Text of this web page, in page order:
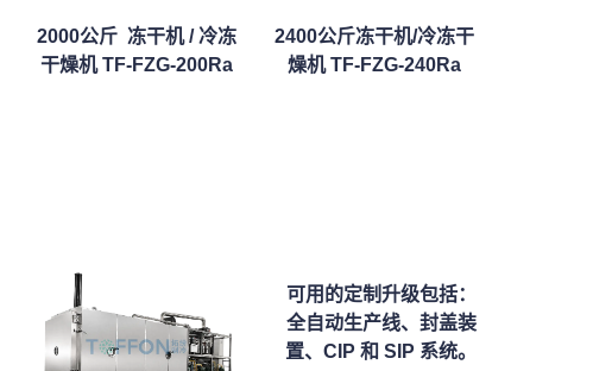
2000公斤 冻干机 / 冷冻
干燥机 TF-FZG-200Ra
2400公斤冻干机/冷冻干
燥机 TF-FZG-240Ra
可用的定制升级包括：
全自动生产线、封盖装
置、CIP 和 SIP 系统。